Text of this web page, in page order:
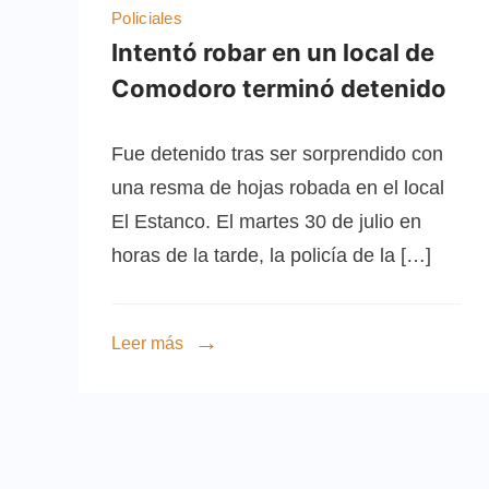
Policiales
Intentó robar en un local de
Comodoro terminó detenido
Fue detenido tras ser sorprendido con
una resma de hojas robada en el local
El Estanco. El martes 30 de julio en
horas de la tarde, la policía de la […]
Leer más